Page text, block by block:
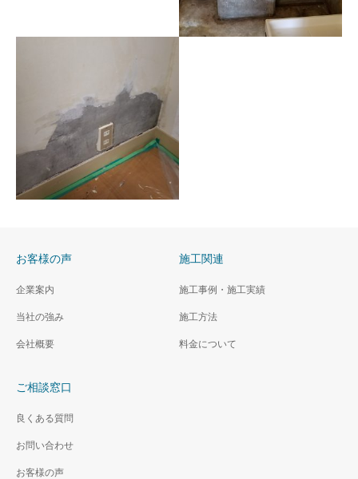
【施工実績】大阪 カビ取
りプロ：コンクリート
コンクリート
【施工実績】大阪 カビ取
りプロ：コンクリート・
お客様の声
企業案内
当社の強み
会社概要
施工関連
施工事例・施工実績
施工方法
料金について
ご相談窓口
良くある質問
お問い合わせ
お客様の声